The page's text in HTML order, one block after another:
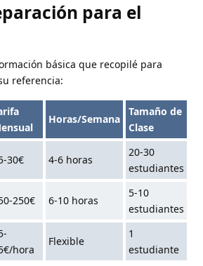
para el
básica que recopilé para
referencia:
Horas/Semana
Tamaño de
Clase
30€ 4-6 horas
20-30
estudiantes
250€ 6-10 horas
5-10
estudiantes
hora
Flexible
1
estudiante